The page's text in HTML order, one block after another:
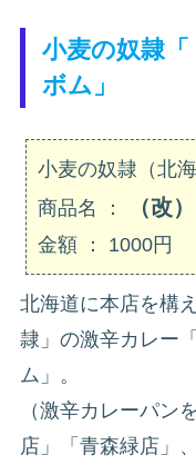
小麦の奴隷
ボム」
小麦の奴隷（北海
商品名 ：
（改
金額 ： 1000円
北海道に本店を構
隷」の激辛カレー
ム」。
（激辛カレーパン
店」「青森緑店」